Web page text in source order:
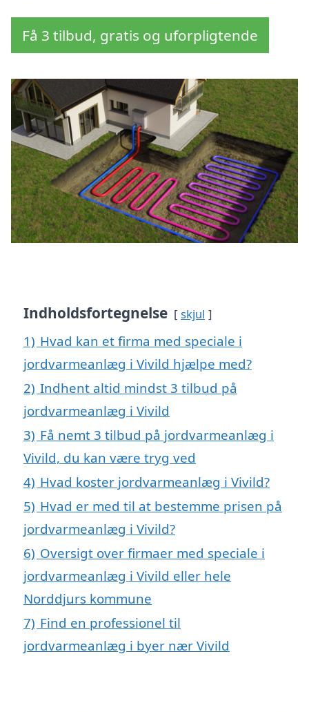
Få 3 tilbud, gratis og uforpligtende
Indholdsfortegnelse skjul
1) Hvad kan et firma med speciale i
jordvarmeanlæg i Vivild hjælpe med?
2) Indhent altid mindst 3 tilbud på
jordvarmeanlæg i Vivild
3) Få nemt 3 tilbud på jordvarmeanlæg i
Vivild, du kan være tryg ved
4) Hvad koster jordvarmeanlæg i Vivild?
5) Hvad er med til at bestemme prisen på
jordvarmeanlæg i Vivild?
6) Oversigt over firmaer med speciale i
jordvarmeanlæg i Vivild eller hele
Norddjurs kommune
7) Find en professionel til
jordvarmeanlæg i byer nær Vivild